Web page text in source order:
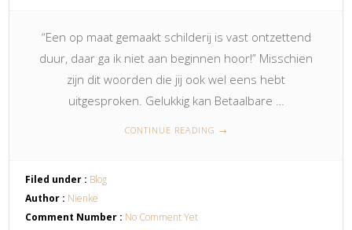
“Een op maat gemaakt schilderij is vast ontzettend
duur, daar ga ik niet aan beginnen hoor!” Misschien
zijn dit woorden die jij ook wel eens hebt
uitgesproken. Gelukkig kan Betaalbare …
CONTINUE READING →
Filed under : Blog
Author : Nienke
Comment Number : No Comment Yet